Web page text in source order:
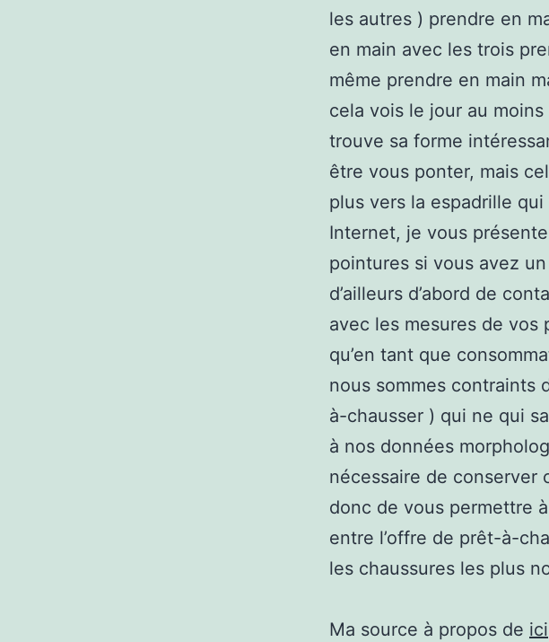
les autres ) prendre en
en main avec les trois
même prendre en main
cela vois le jour au
trouve sa forme
être vous ponter, mais
plus vers la espadrille
Internet, je vous
pointures si vous avez
d’ailleurs d’abord de
avec les mesures de vos
qu’en tant que
nous sommes contraints
à-chausser ) qui ne qui
à nos données
nécessaire de conserver
donc de vous permettre
entre l’offre de prêt-à-
les chaussures les plus
Ma source à propos de ici